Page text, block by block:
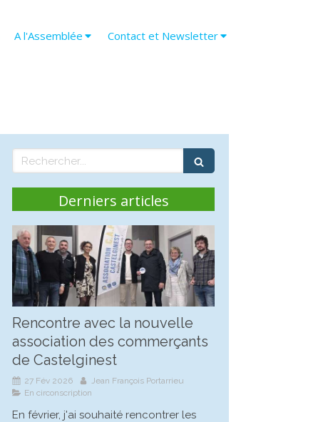
A l'Assemblée Contact et Newsletter
Rechercher
Derniers articles
Rencontre avec la nouvelle
association des commerçants
de Castelginest
27 Fév 2026
Jean François Portarrieu
En circonscription
En février, j'ai souhaité rencontrer les